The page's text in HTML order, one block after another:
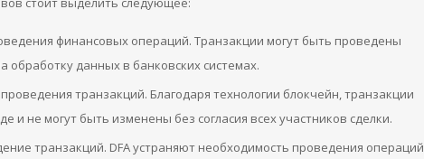
финансовых операций. Транзакции могут быть проведены
обработку данных в банковских системах.
транзакций. Благодаря технологии блокчейн, транзакции
и не могут быть изменены без согласия всех участников сделки.
транзакций. DFA устраняют необходимость проведения операций